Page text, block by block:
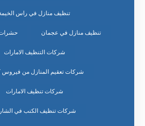
تنظيف منازل في راس
تنظيف منازل في عجمان حشرات
شركات التنظيف الامارات
شركات تعقيم المنازل من فيروس
شركات تنظيف الامارات
شركات تنظيف الكنب في